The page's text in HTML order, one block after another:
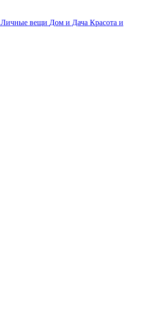
Личные вещи Дом и Дача Красота и